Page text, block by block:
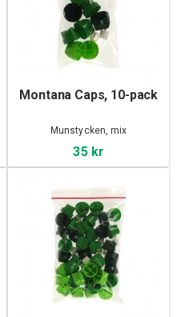
Montana Caps, 10-pack
Munstycken, mix
35 kr